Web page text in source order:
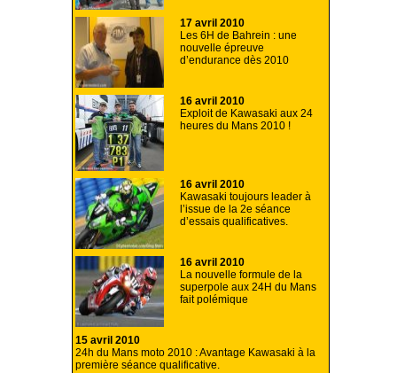
17 avril 2010
Les 6H de Bahrein : une
nouvelle épreuve
d’endurance dès 2010
16 avril 2010
Exploit de Kawasaki aux 24
heures du Mans 2010 !
16 avril 2010
Kawasaki toujours leader à
l’issue de la 2e séance
d’essais qualificatives.
16 avril 2010
La nouvelle formule de la
superpole aux 24H du Mans
fait polémique
15 avril 2010
24h du Mans moto 2010 : Avantage Kawasaki à la
première séance qualificative.